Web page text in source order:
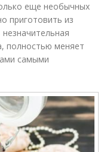
еще необычных
приготовить из
полностью меняет
самыми